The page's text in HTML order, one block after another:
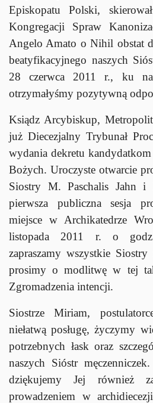
Episkopatu Polski,
Kongregacji Spraw
Angelo Amato o Nihil obstat
beatyfikacyjnego naszych
28 czerwca 2011 r., ku
otrzymałyśmy pozytywną
Ksiądz Arcybiskup,
już Diecezjalny Trybunał
wydania dekretu kandydatkom
Bożych. Uroczyste otwarcie
Siostry M. Paschalis Jahn i
pierwsza publiczna sesja
miejsce w Archikatedrze
listopada 2011 r. o
zapraszamy wszystkie
prosimy o modlitwę w tej
Zgromadzenia intencji.
Siostrze Miriam,
niełatwą posługę, życzymy
potrzebnych łask oraz
naszych Sióstr
dziękujemy Jej również
prowadzeniem w